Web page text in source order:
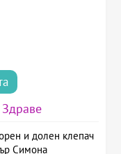
Здраве
и долен клепач
Симона